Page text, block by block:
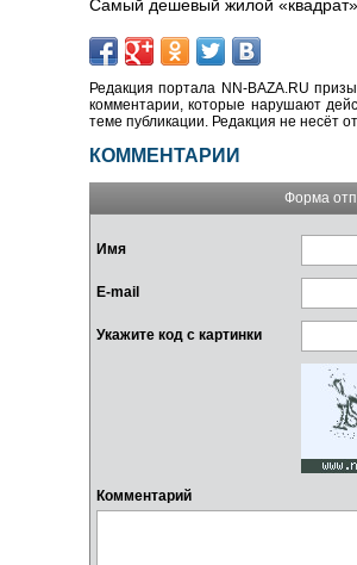
Самый дешевый жилой «квадрат»
Редакция портала NN-BAZA.RU
комментарии, которые нарушают
теме публикации. Редакция не несёт
КОММЕНТАРИИ
Форма
Имя
E-mail
Укажите код с картинки
Комментарий